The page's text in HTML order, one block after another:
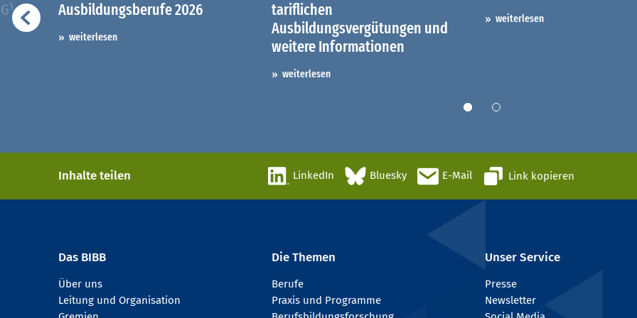
Ausbildungsberufe 2026
weiterlesen
tariflichen
Ausbildungsvergütungen und
weitere Informationen
weiterlesen
weiterlesen
Inhalte teilen LinkedIn Bluesky E-Mail Link kopieren
Das BIBB
Über uns
Leitung und Organisation
Die Themen
Berufe
Praxis und Programme
Unser Service
Presse
Newsletter